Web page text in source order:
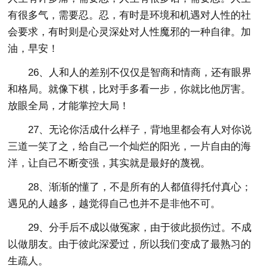
有很多气，需要忍。忍，有时是环境和机遇对人性的社
会要求，有时则是心灵深处对人性魔邪的一种自律。加
油，早安！
26、人和人的差别不仅仅是智商和情商，还有眼界
和格局。就像下棋，比对手多看一步，你就比他厉害。
放眼全局，才能掌控大局！
27、无论你活成什么样子，背地里都会有人对你说
三道一笑了之，给自己一个灿烂的阳光，一片自由的海
洋，让自己不断变强，其实就是最好的蔑视。
28、渐渐的懂了，不是所有的人都值得托付真心；
遇见的人越多，越觉得自己也并不是非他不可。
29、分手后不成以做冤家，由于彼此损伤过。不成
以做朋友。由于彼此深爱过，所以我们变成了最熟习的
生疏人。